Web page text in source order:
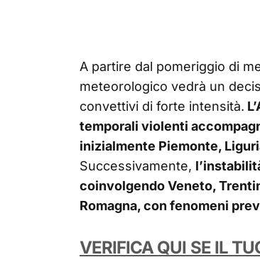
A partire dal pomeriggio di
meteorologico vedrà un
convettivi di forte intensità.
temporali violenti
inizialmente Piemonte,
Successivamente,
coinvolgendo Veneto,
Romagna, con fenomeni
VERIFICA QUI SE IL